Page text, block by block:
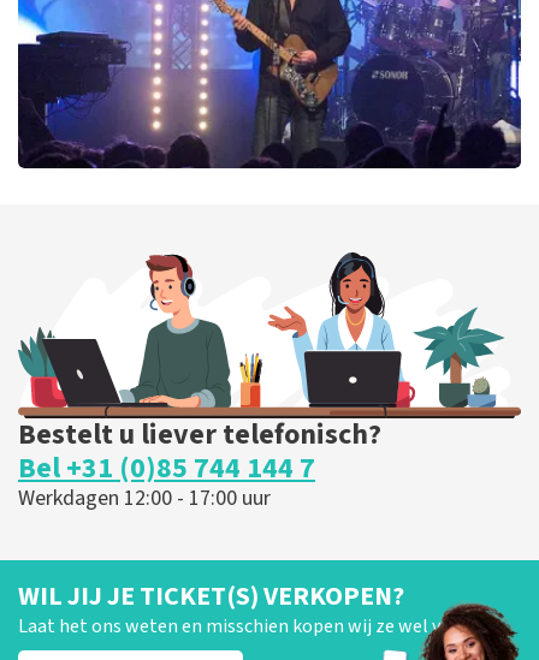
BESTEL NU
Bestelt u liever telefonisch?
Bel +31 (0)85 744 144 7
Werkdagen 12:00 - 17:00 uur
WIL JIJ JE TICKET(S) VERKOPEN?
Laat het ons weten en misschien kopen wij ze wel van je!